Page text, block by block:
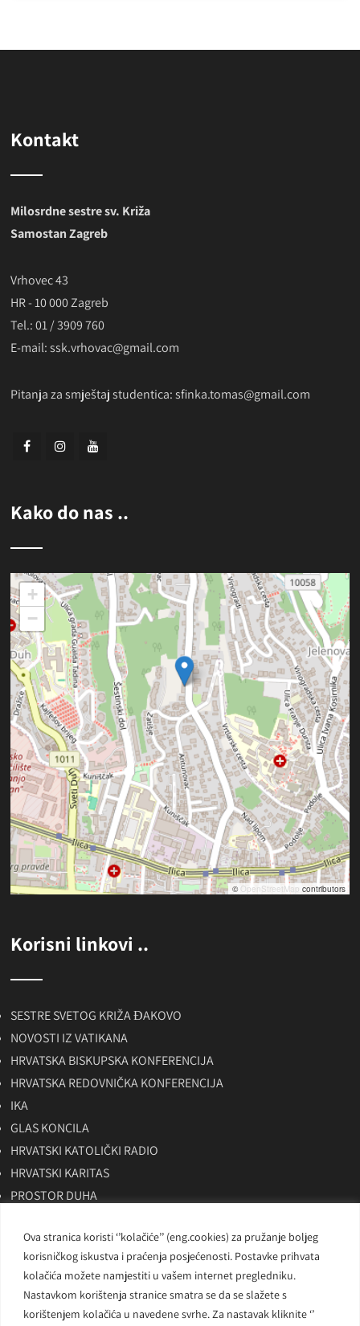
Ova stranica koristi ‘’kolačiće’’ (eng.cookies) za pružanje boljeg
korisničkog iskustva i praćenja posjećenosti. Postavke prihvata
kolačića možete namjestiti u vašem internet pregledniku.
Nastavkom korištenja stranice smatra se da se slažete s
korištenjem kolačića u navedene svrhe. Za nastavak kliknite ‘’
Kontakt
Milosrdne sestre sv. Križa
Samostan Zagreb
Vrhovec 43
HR - 10 000 Zagreb
Tel.: 01 / 3909 760
E-mail: ssk.vrhovac@gmail.com
Pitanja za smještaj studentica:sfinka.tomas@gmail.com
Kako do nas ..
+
−
© OpenStreetMap contributors
Korisni linkovi ..
SESTRE SVETOG KRIŽA ĐAKOVO
NOVOSTI IZ VATIKANA
HRVATSKA BISKUPSKA KONFERENCIJA
HRVATSKA REDOVNIČKA KONFERENCIJA
IKA
GLAS KONCILA
HRVATSKI KATOLIČKI RADIO
HRVATSKI KARITAS
PROSTOR DUHA
BITNO NET
LAUDATO TV